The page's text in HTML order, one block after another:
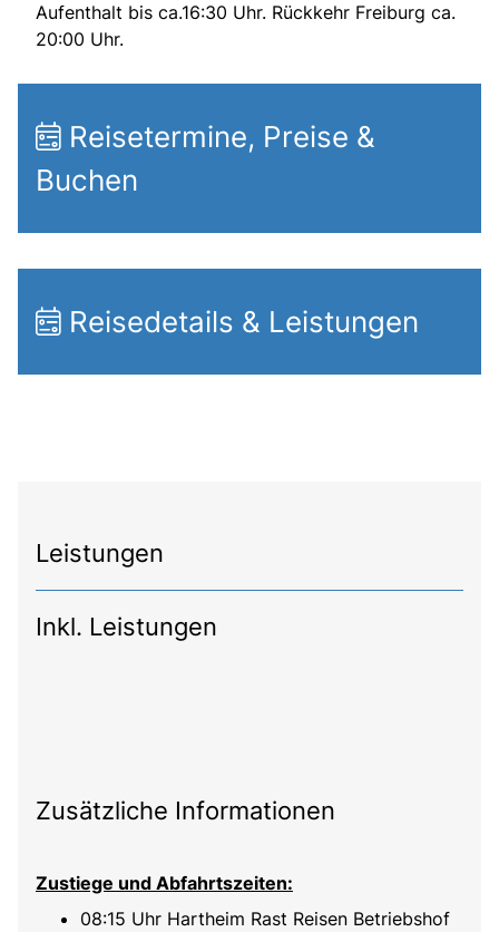
Aufenthalt bis ca.16:30 Uhr. Rückkehr Freiburg ca.
20:00 Uhr.
Reisetermine, Preise &
Buchen
Reisedetails & Leistungen
Leistungen
Inkl. Leistungen
Zusätzliche Informationen
Zustiege und Abfahrtszeiten:
08:15 Uhr Hartheim Rast Reisen Betriebshof